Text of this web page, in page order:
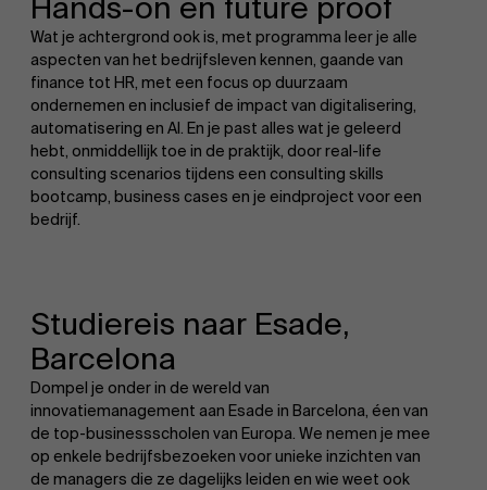
Hands-on en future proof
Wat je achtergrond ook is, met programma leer je alle
aspecten van het bedrijfsleven kennen, gaande van
finance tot HR, met een focus op duurzaam
ondernemen en inclusief de impact van digitalisering,
automatisering en AI. En je past alles wat je geleerd
hebt, onmiddellijk toe in de praktijk, door real-life
consulting scenarios tijdens een consulting skills
bootcamp, business cases en je eindproject voor een
bedrijf.
Studiereis naar Esade,
Barcelona
Dompel je onder in de wereld van
innovatiemanagement aan Esade in Barcelona, éen van
de top-businessscholen van Europa. We nemen je mee
op enkele bedrijfsbezoeken voor unieke inzichten van
de managers die ze dagelijks leiden en wie weet ook